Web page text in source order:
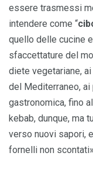
essere trasmessi
intendere come “
quello delle cucine
sfaccettature del
diete vegetariane,
del Mediterraneo,
gastronomica, fino
kebab, dunque, ma
verso nuovi sapori,
fornelli non